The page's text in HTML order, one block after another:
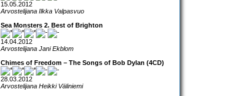
15.05.2012
Arvostelijana Ilkka Valpasvuo
Sea Monsters 2. Best of Brighton
14.04.2012
Arvostelijana Jani Ekblom
Chimes of Freedom – The Songs of Bob Dylan (4CD)
28.03.2012
Arvostelijana Heikki Väliniemi